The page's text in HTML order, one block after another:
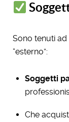
Sono tenuti
“esterno”:
Soggetti
Che